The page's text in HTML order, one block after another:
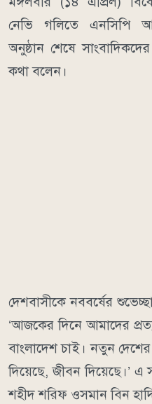
নেভি গলিতে এনসিপি
অনুষ্ঠান শেষে
কথা বলেন।
দেশবাসীকে নববর্ষের
‘আজকের দিনে আমাদের
বাংলাদেশ চাই। নতুন
দিয়েছে, জীবন দিয়েছে।’
শহীদ শরিফ ওসমান বিন